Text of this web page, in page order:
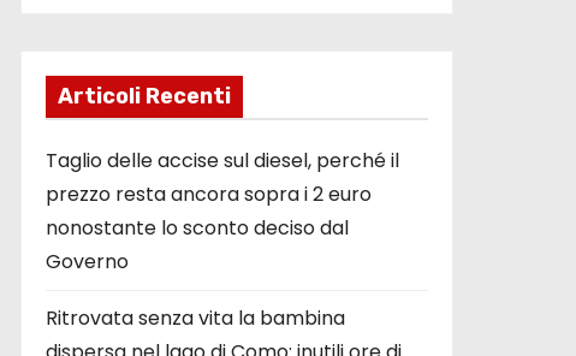
Articoli Recenti
Taglio delle accise sul diesel, perché il
prezzo resta ancora sopra i 2 euro
nonostante lo sconto deciso dal
Governo
Ritrovata senza vita la bambina